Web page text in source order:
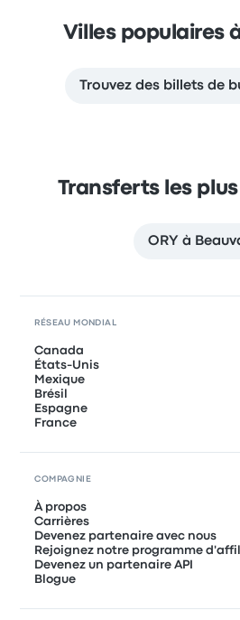
Villes populaires
Trouvez des billets de
Transferts les
ORY à
RÉSEAU MONDIAL
Canada
États-Unis
Mexique
Brésil
Espagne
France
COMPAGNIE
À propos
Carrières
Devenez partenaire avec nous
Rejoignez notre programme
Devenez un partenaire API
Blogue